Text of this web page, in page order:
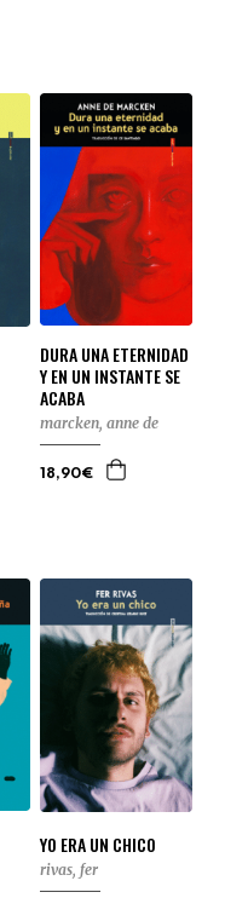
DURA UNA ETERNIDAD
Y EN UN INSTANTE SE
ACABA
marcken, anne de
18,90€
YO ERA UN CHICO
rivas, fer